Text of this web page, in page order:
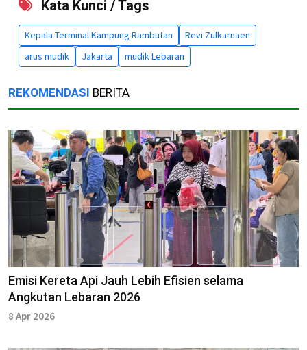
Kata Kunci / Tags
Kepala Terminal Kampung Rambutan
Revi Zulkarnaen
arus mudik
Jakarta mudik Lebaran
REKOMENDASI BERITA
Emisi Kereta Api Jauh Lebih Efisien selama
Angkutan Lebaran 2026
8 Apr 2026